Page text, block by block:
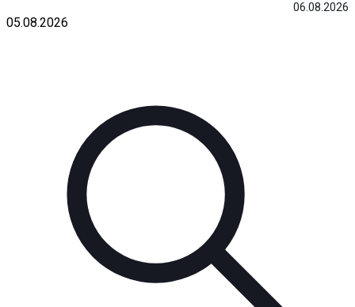
06.08.2026
05.08.2026